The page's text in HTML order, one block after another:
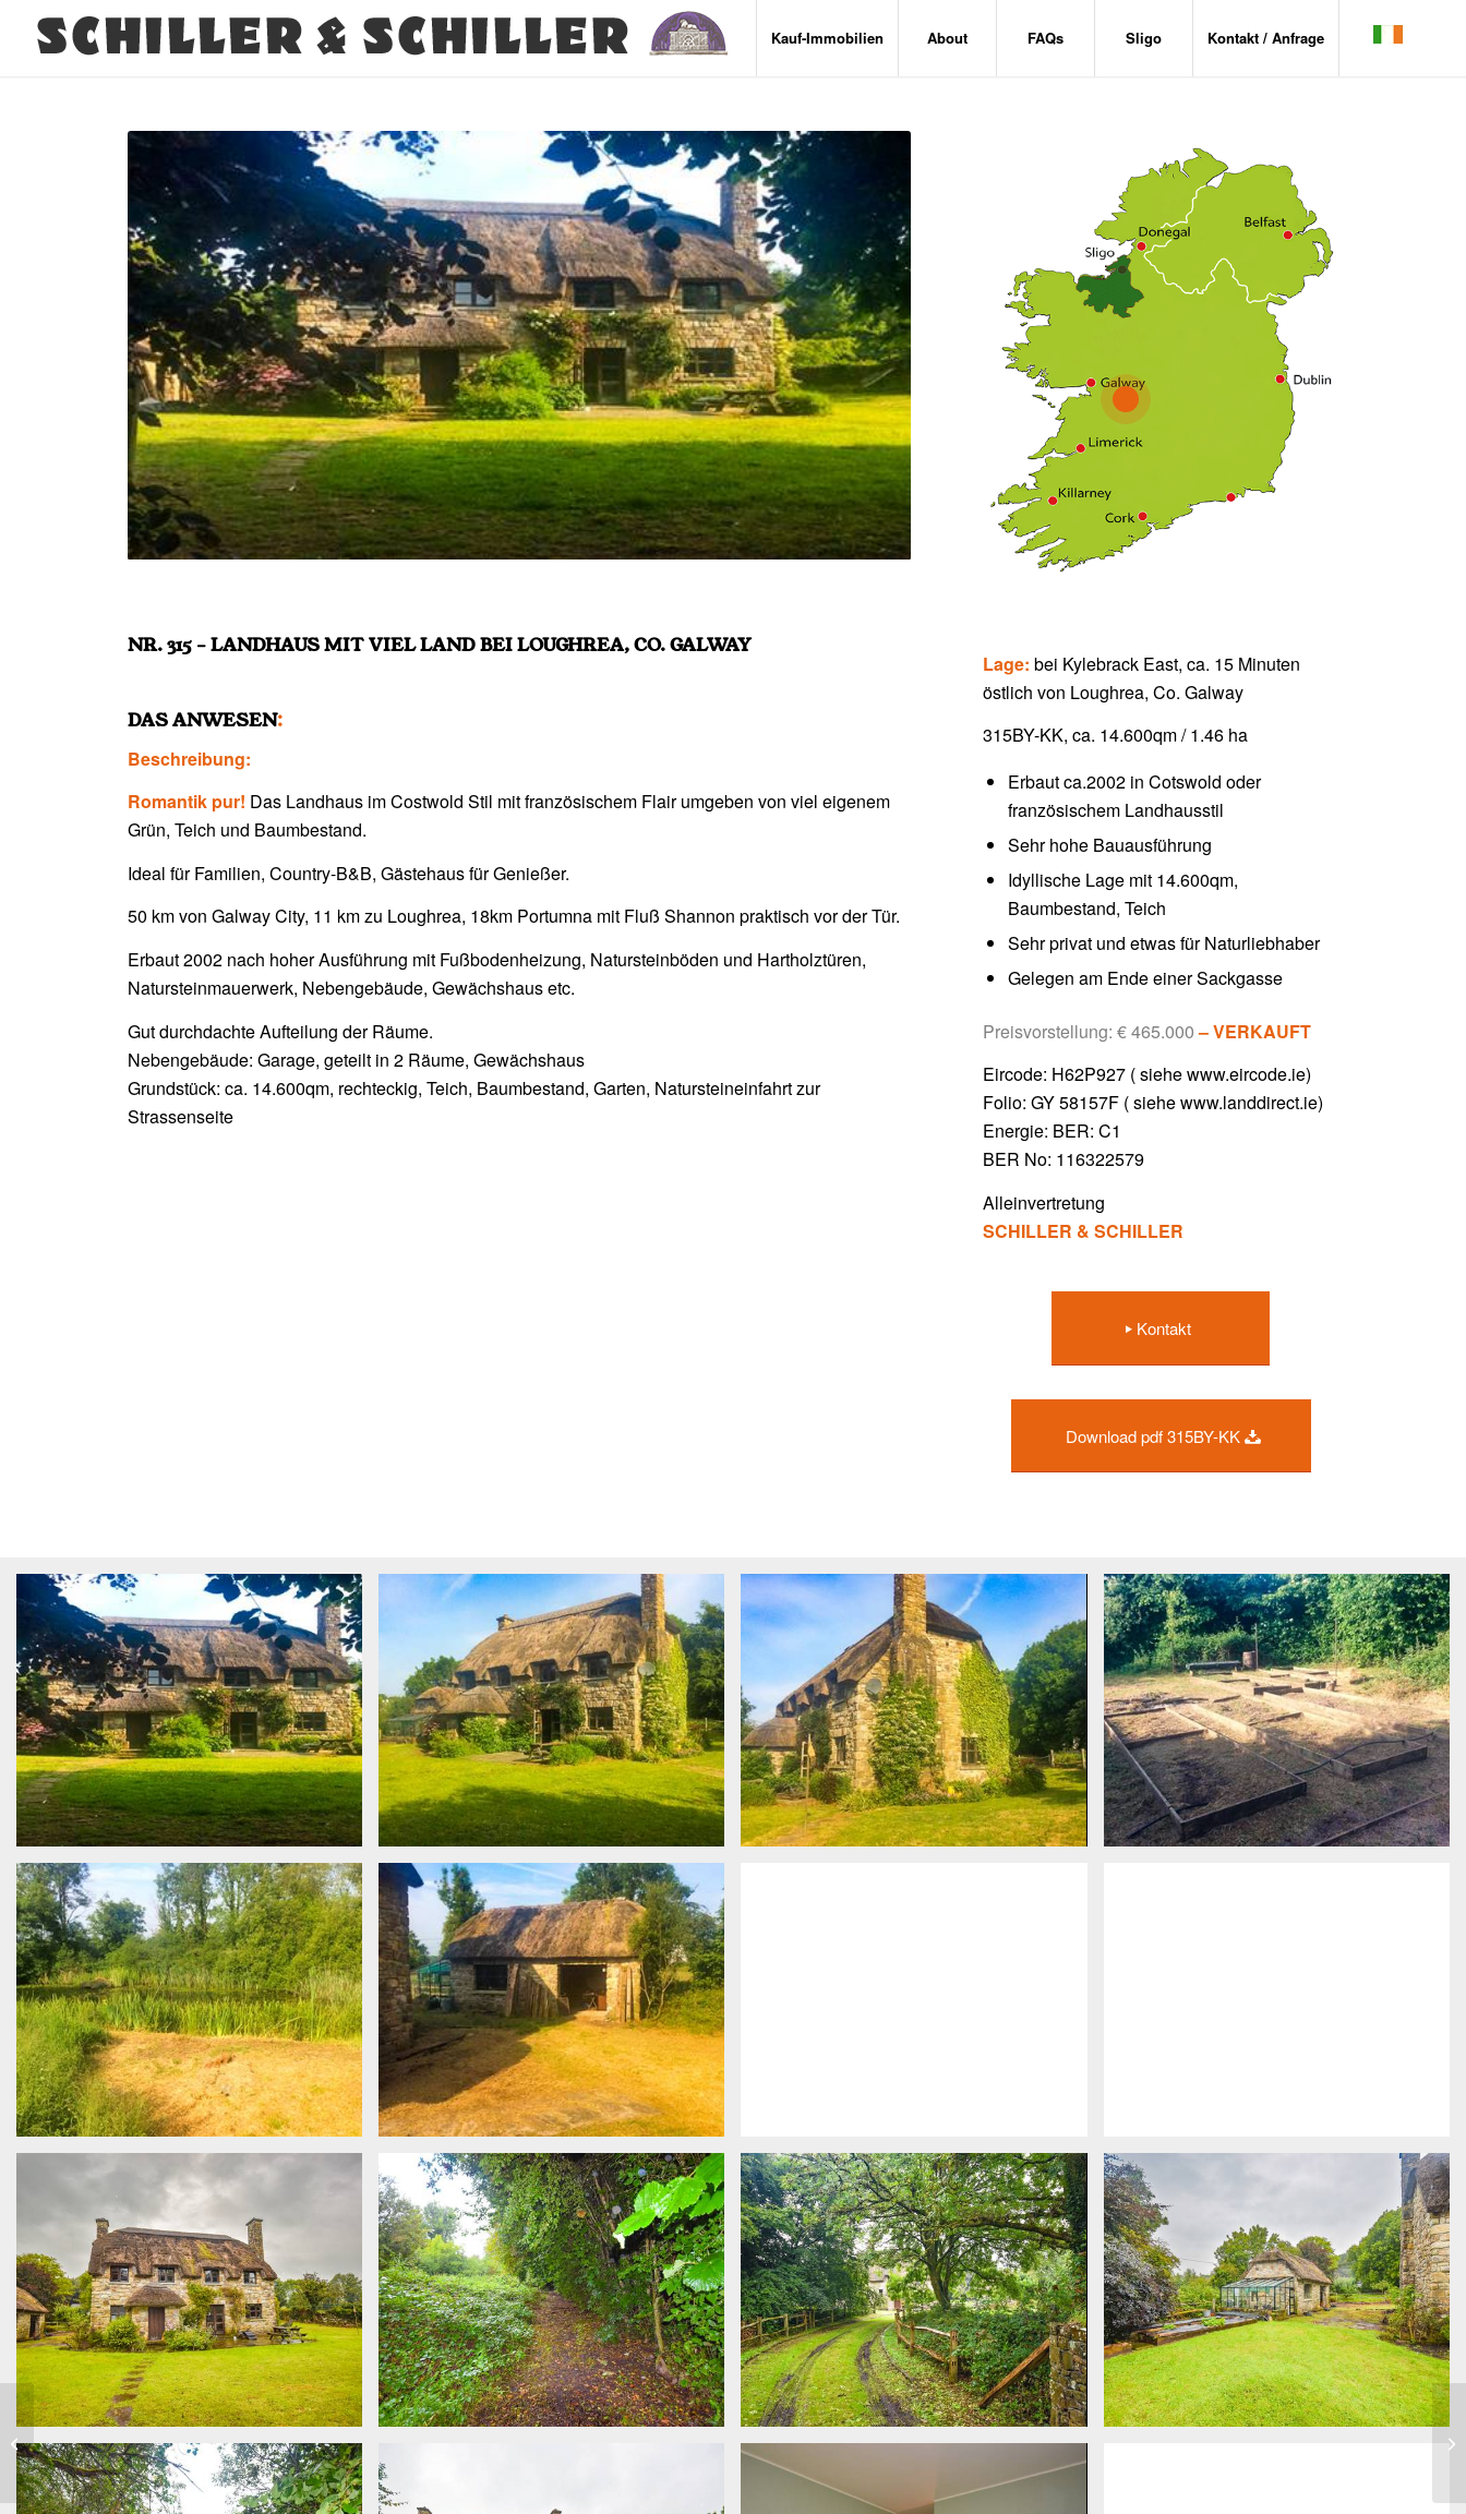
Kauf-Immobilien About FAQs Sligo Kontakt / Anfrage
NR. 315 – LANDHAUS MIT VIEL LAND BEI LOUGHREA, CO. GALWAY
DAS ANWESEN:
Beschreibung:
Romantik pur! Das Landhaus im Costwold Stil mit französischem Flair umgeben von viel eigenem
Grün, Teich und Baumbestand.
Ideal für Familien, Country-B&B, Gästehaus für Genießer.
50 km von Galway City, 11 km zu Loughrea, 18km Portumna mit Fluß Shannon praktisch vor der Tür.
Erbaut 2002 nach hoher Ausführung mit Fußbodenheizung, Natursteinböden und Hartholztüren,
Natursteinmauerwerk, Nebengebäude, Gewächshaus etc.
Gut durchdachte Aufteilung der Räume.
Nebengebäude: Garage, geteilt in 2 Räume, Gewächshaus
Grundstück: ca. 14.600qm, rechteckig, Teich, Baumbestand, Garten, Natursteineinfahrt zur
Strassenseite
Lage:bei Kylebrack East, ca. 15 Minuten
östlich von Loughrea, Co. Galway
315BY-KK, ca. 14.600qm / 1.46 ha
Erbaut ca.2002 in Cotswold oder
französischem Landhausstil
Sehr hohe Bauausführung
Idyllische Lage mit 14.600qm,
Baumbestand, Teich
Sehr privat und etwas für Naturliebhaber
Gelegen am Ende einer Sackgasse
Preisvorstellung: € 465.000 – VERKAUFT
Eircode: H62P927 ( siehe www.eircode.ie)
Folio: GY 58157F ( siehe www.landdirect.ie)
Energie: BER: C1
BER No: 116322579
Alleinvertretung
SCHILLER & SCHILLER
Kontakt
Download pdf 315BY-KK
Nr. 304 –
Georgianisches
Herrenhaus mit
Gästehaus & Gestüt an
Irlands...